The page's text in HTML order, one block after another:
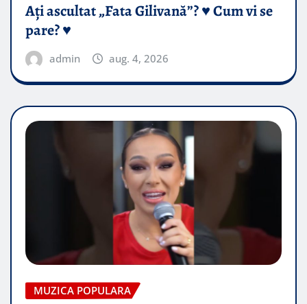
Ați ascultat „Fata Gilivană”? ♥️ Cum vi se
pare? ♥️
admin aug. 4, 2026
MUZICA POPULARA